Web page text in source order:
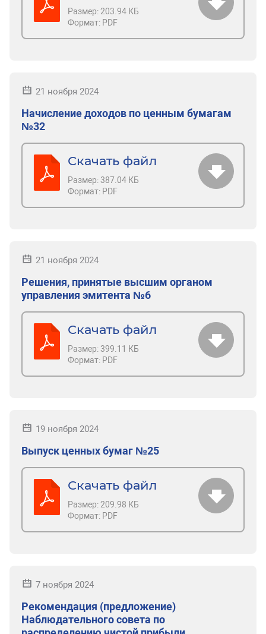
Размер:203.94 КБ
Формат: PDF
21 ноября 2024
Начисление доходов по ценным бумагам
№32
Скачать файл
Размер:387.04 КБ
Формат: PDF
21 ноября 2024
Решения, принятые высшим органом
управления эмитента №6
Скачать файл
Размер:399.11 КБ
Формат: PDF
19 ноября 2024
Выпуск ценных бумаг №25
Скачать файл
Размер:209.98 КБ
Формат: PDF
7 ноября 2024
Рекомендация (предложение)
Наблюдательного совета по